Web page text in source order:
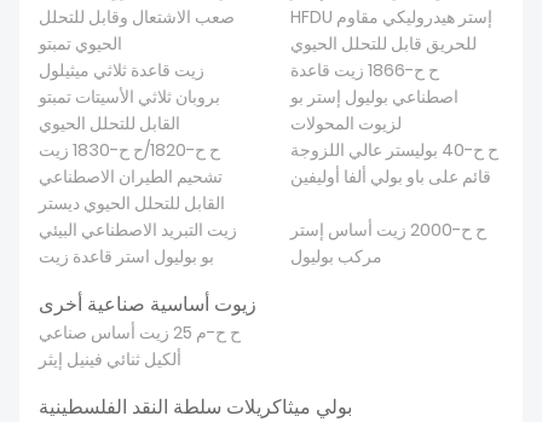
صعب الاشتعال وقابل للتحلل
الحيوي تمبتو
HFDU إستر هيدروليكي مقاوم
للحريق قابل للتحلل الحيوي
زيت قاعدة ثلاثي ميثيلول
بروبان ثلاثي الأسيتات تمبتو
القابل للتحلل الحيوي
ح ح-1866 زيت قاعدة
اصطناعي بوليول إستر بو
لزيوت المحولات
ح ح-1820/ح ح-1830 زيت
تشحيم الطيران الاصطناعي
القابل للتحلل الحيوي ديستر
ح ح-40 بوليستر عالي اللزوجة
قائم على باو بولي ألفا أوليفين
زيت التبريد الاصطناعي البيئي
بو بوليول استر قاعدة زيت
ح ح-2000 زيت أساس إستر
مركب بوليول
زيوت أساسية صناعية أخرى
ح ح-م 25 زيت أساس صناعي
ألكيل ثنائي فينيل إيثر
بولي ميثاكريلات سلطة النقد الفلسطينية